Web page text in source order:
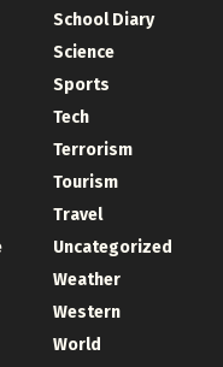
School Diary
Science
Sports
Tech
Terrorism
Tourism
Travel
Uncategorized
Weather
Western
World